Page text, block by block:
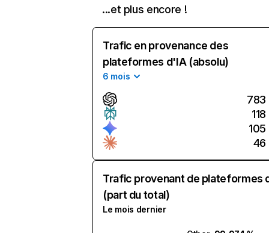
...et plus encore !
Trafic en provenance des
plateformes d'IA (absolu)
6 mois
783
118
105
46
Trafic provenant de plateformes
(part du total)
Le mois dernier